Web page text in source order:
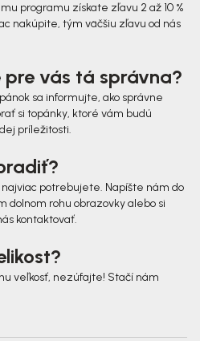
programu získate zľavu 2 až 10 %
nakúpite, tým väčšiu zľavu od nás
pre vás tá správna?
sa informujte, ako správne
si topánky, ktoré vám budú
príležitosti.
potrebujete. Napíšte nám do
dolnom rohu obrazovky alebo si
kontaktovať.
veľkosť, nezúfajte! Stačí nám